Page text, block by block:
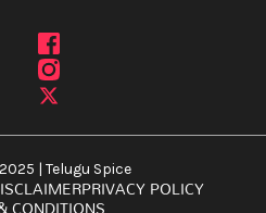
| Telugu Spice
PRIVACY POLICY